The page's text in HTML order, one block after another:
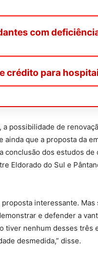
com
crédito para
a possibilidade de
que a proposta da
conclusão dos estudos de
Eldorado do Sul e
interessante.
e defender a
tiver nenhum desses três
desmedida,” disse.